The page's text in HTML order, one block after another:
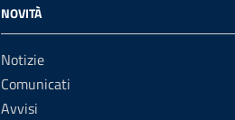
NOVITÀ
Notizie
Comunicati
Avvisi